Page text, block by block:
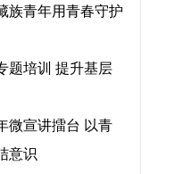
族青年用青春守护
题培训 提升基层
微宣讲擂台 以青
意识